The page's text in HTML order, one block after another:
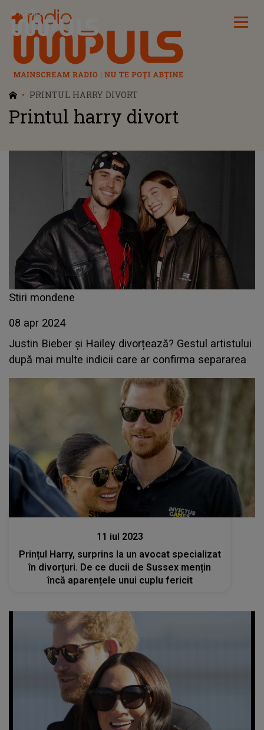
Radio Impuls
PRINTUL HARRY DIVORT
Printul harry divort
Stiri mondene
08 apr 2024
Justin Bieber și Hailey divorțează? Gestul artistului
după mai multe indicii care ar confirma separarea
Stiri mondene
11 iul 2023
Prințul Harry, surprins la un avocat specializat
în divorțuri. De ce ducii de Sussex mențin
încă aparențele unui cuplu fericit